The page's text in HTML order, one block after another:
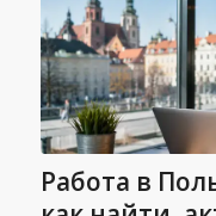
Работа в